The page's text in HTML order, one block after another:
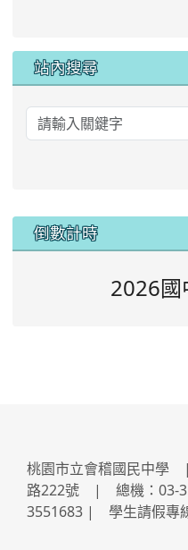
站內搜尋
::: 倒數計時
2026國
桃園市立會稽國民中學
路222號 | 總機：
3551683 | 學生請假專